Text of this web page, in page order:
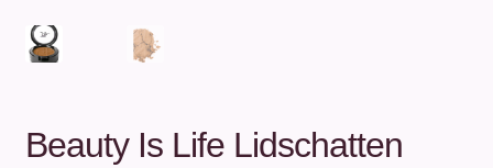
Beauty Is Life Lidschatten